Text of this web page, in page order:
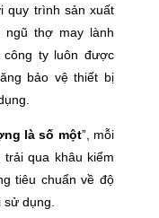
quy trình sản xuất
ngũ thợ may lành
công ty luôn được
bảo vệ thiết bị
là số một”, mỗi
qua khâu kiểm
tiêu chuẩn về độ
dụng.